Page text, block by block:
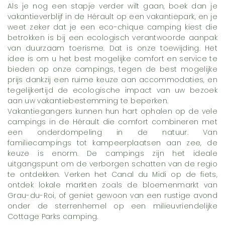
Als je nog een stapje verder wilt gaan, boek dan je
vakantieverblijf in de Hérault op een vakantiepark, en je
weet zeker dat je een eco-chique camping kiest die
betrokken is bij een ecologisch verantwoorde aanpak
van duurzaam toerisme. Dat is onze toewijding. Het
idee is om u het best mogelijke comfort en service te
bieden op onze campings, tegen de best mogelijke
prijs dankzij een ruime keuze aan accommodaties, en
tegelijkertijd de ecologische impact van uw bezoek
aan uw vakantiebestemming te beperken.
Vakantiegangers kunnen hun hart ophalen op de vele
campings in de Hérault die comfort combineren met
een onderdompeling in de natuur. Van
familiecampings tot kampeerplaatsen aan zee, de
keuze is enorm. De campings zijn het ideale
uitgangspunt om de verborgen schatten van de regio
te ontdekken. Verken het Canal du Midi op de fiets,
ontdek lokale markten zoals de bloemenmarkt van
Grau-du-Roi, of geniet gewoon van een rustige avond
onder de sterrenhemel op een milieuvriendelijke
Cottage Parks camping.